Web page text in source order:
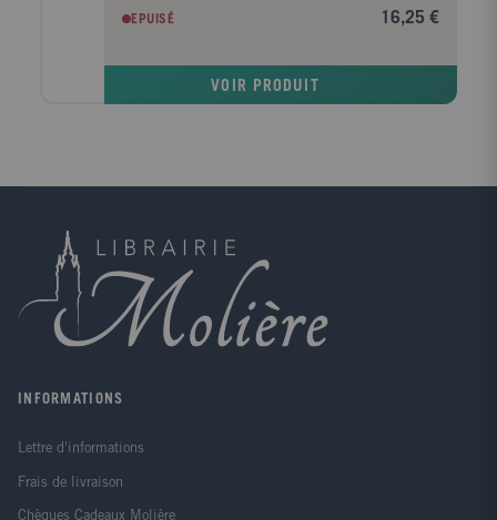
saga Star Wars ? Qui est le père de Luke Skywalker ?
Qui est Watto ? Pourquoi Finn a-t-il quitté le Premier
EPUISÉ 16,25 €
VOIR PRODUIT
INFORMATIONS
Lettre d'informations
Frais de livraison
Chèques Cadeaux Molière